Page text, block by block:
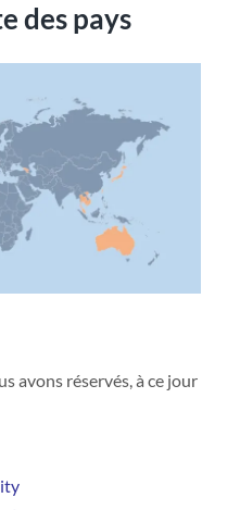
des pays
avons réservés, à ce jour